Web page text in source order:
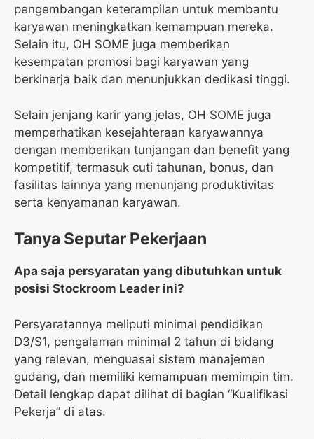
pengembangan keterampilan untuk membantu
karyawan meningkatkan kemampuan mereka.
Selain itu, OH SOME juga memberikan
kesempatan promosi bagi karyawan yang
berkinerja baik dan menunjukkan dedikasi tinggi.
Selain jenjang karir yang jelas, OH SOME juga
memperhatikan kesejahteraan karyawannya
dengan memberikan tunjangan dan benefit yang
kompetitif, termasuk cuti tahunan, bonus, dan
fasilitas lainnya yang menunjang produktivitas
serta kenyamanan karyawan.
Tanya Seputar Pekerjaan
Apa saja persyaratan yang dibutuhkan untuk
posisi Stockroom Leader ini?
Persyaratannya meliputi minimal pendidikan
D3/S1, pengalaman minimal 2 tahun di bidang
yang relevan, menguasai sistem manajemen
gudang, dan memiliki kemampuan memimpin tim.
Detail lengkap dapat dilihat di bagian “Kualifikasi
Pekerja” di atas.